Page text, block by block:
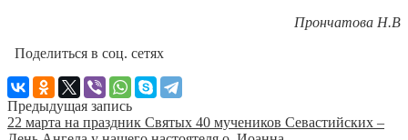
Прончатова Н.В
Поделиться в соц. сетях
Предыдущая запись
22 марта на праздник Святых 40 мучеников Севастийских –